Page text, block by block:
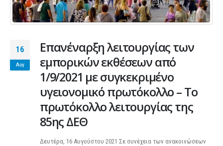
16
Αυγ
Επανέναρξη λειτουργίας των
εμπορικών εκθέσεων από
1/9/2021 με συγκεκριμένο
υγειονομικό πρωτόκολλο – Το
πρωτόκολλο λειτουργίας της
85ης ΔΕΘ
Δευτέρα, 16 Αυγούστου 2021 Σε συνέχεια των ανακοινώσεων